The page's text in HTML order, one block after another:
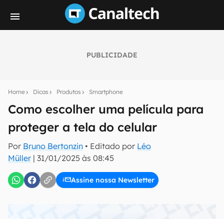
PUBLICIDADE
Home Dicas Produtos Smartphone
Como escolher uma película para
proteger a tela do celular
Por Bruno Bertonzin • Editado por Léo
Müller | 31/01/2025 às 08:45
Assine nossa Newsletter
notícias e reviews sobre tecnologia em primeira
E-mail